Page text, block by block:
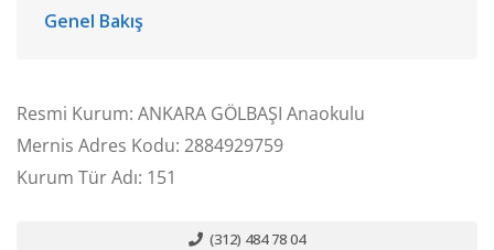
Genel Bakış
Resmi Kurum: ANKARA GÖLBAŞI Anaokulu
Mernis Adres Kodu: 2884929759
Kurum Tür Adı: 151
(312) 484 78 04